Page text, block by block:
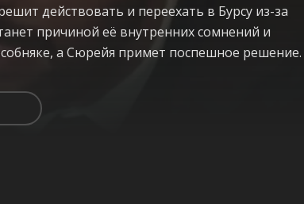
действовать и переехать в Бурсу из-за
причиной её внутренних сомнений и
а Сюрейя примет поспешное решение.